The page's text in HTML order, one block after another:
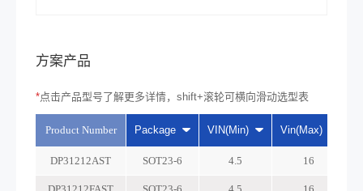
方案产品
*点击产品型号了解更多详情，shift+滚轮可横向滑动选型表